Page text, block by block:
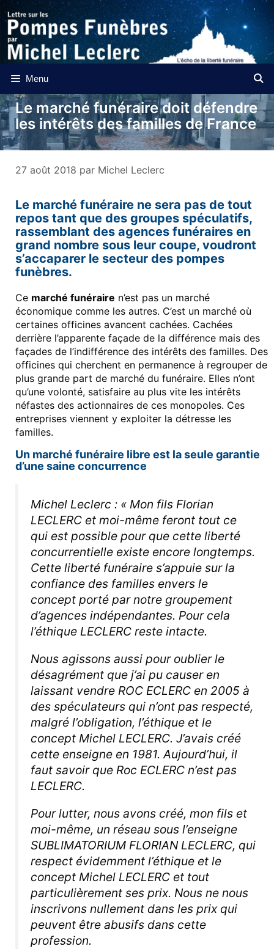
Aller
au
contenu
Menu
Le marché funéraire doit défendre
les intérêts des familles de France
27 août 2018 par Michel Leclerc
Le marché funéraire ne sera pas de tout
repos tant que des groupes spéculatifs,
rassemblant des agences funéraires en
grand nombre sous leur coupe, voudront
s’accaparer le secteur des pompes
funèbres.
Ce marché funéraire n’est pas un marché
économique comme les autres. C’est un marché où
certaines officines avancent cachées. Cachées
derrière l’apparente façade de la différence mais des
façades de l’indifférence des intérêts des familles. Des
officines qui cherchent en permanence à regrouper de
plus grande part de marché du funéraire. Elles n’ont
qu’une volonté, satisfaire au plus vite les intérêts
néfastes des actionnaires de ces monopoles. Ces
entreprises viennent y exploiter la détresse les
familles.
Un marché funéraire libre est la seule garantie
d’une saine concurrence
Michel Leclerc : « Mon fils Florian
LECLERC et moi-même feront tout ce
qui est possible pour que cette liberté
concurrentielle existe encore longtemps.
Cette liberté funéraire s’appuie sur la
confiance des familles envers le
concept porté par notre groupement
d’agences indépendantes. Pour cela
l’éthique LECLERC reste intacte.
Nous agissons aussi pour oublier le
désagrément que j’ai pu causer en
laissant vendre ROC ECLERC en 2005 à
des spéculateurs qui n’ont pas respecté,
malgré l’obligation, l’éthique et le
concept Michel LECLERC. J’avais créé
cette enseigne en 1981. Aujourd’hui, il
faut savoir que Roc ECLERC n’est pas
LECLERC.
Pour lutter, nous avons créé, mon fils et
moi-même, un réseau sous l’enseigne
SUBLIMATORIUM FLORIAN LECLERC, qui
respect évidemment l’éthique et le
concept Michel LECLERC et tout
particulièrement ses prix. Nous ne nous
inscrivons nullement dans les prix qui
peuvent être abusifs dans cette
profession.